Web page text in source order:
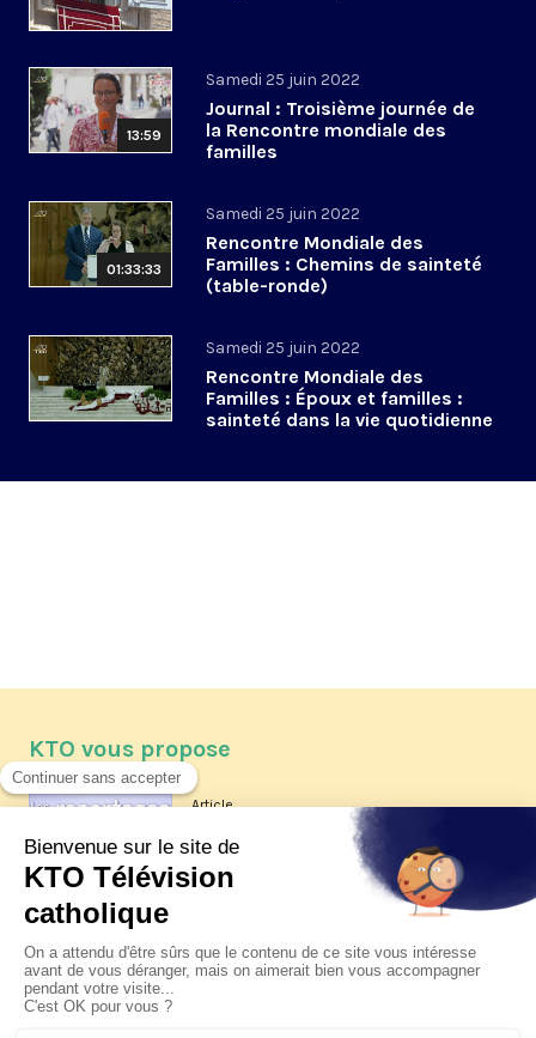
13:59
Samedi 25 juin 2022
Journal : Troisième journée de
la Rencontre mondiale des
familles
01:33:33
Samedi 25 juin 2022
Rencontre Mondiale des
Familles : Chemins de sainteté
(table-ronde)
Samedi 25 juin 2022
Rencontre Mondiale des
Familles : Époux et familles :
sainteté dans la vie quotidienne
KTO vous propose
Article
Les reportages d'été 2026 de KTO
La visite pastorale du pape Léon
XIV à Assise à suivre sur KTO le
jeudi 6 août